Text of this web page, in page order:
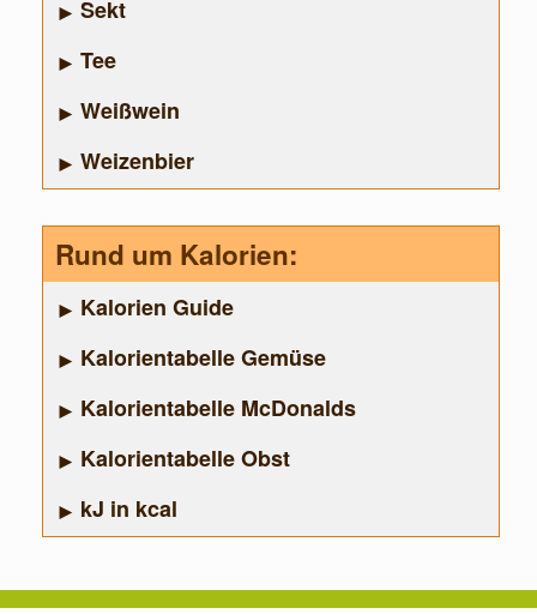
Sekt
Tee
Weißwein
Weizenbier
Rund um Kalorien:
Kalorien Guide
Kalorientabelle Gemüse
Kalorientabelle McDonalds
Kalorientabelle Obst
kJ in kcal